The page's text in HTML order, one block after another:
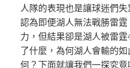
人隊的表現也是讓球迷們
認為即便湖人無法戰勝雷
力，但結果卻是湖人被雷
了什麼，為何湖人會輸的
何？下面就讓我們一探究竟